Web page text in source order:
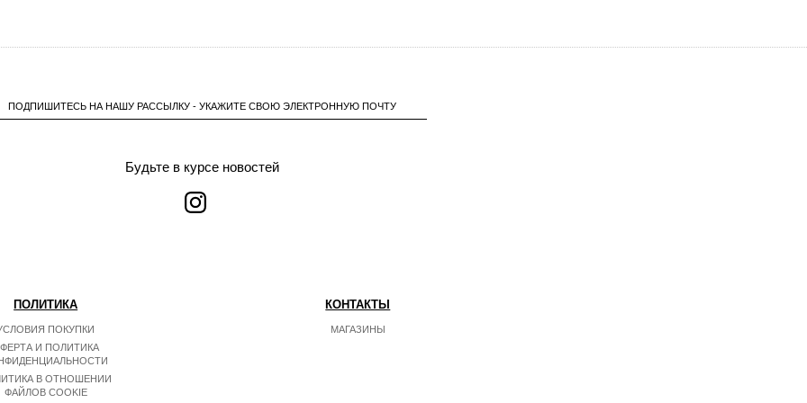
ПОДПИШИТЕСЬ НА НАШУ РАССЫЛКУ - УКАЖИТЕ СВОЮ ЭЛЕКТРОННУЮ ПОЧТУ
Будьте в курсе новостей
ПОЛИТИКА
ПОКУПКИ
И ПОЛИТИКА
В ОТНОШЕНИИ
ФАЙЛОВ COOKIE
КОНТАКТЫ
МАГАЗИНЫ